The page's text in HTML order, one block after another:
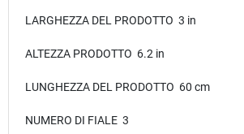
LARGHEZZA DEL PRODOTTO 3 in
ALTEZZA PRODOTTO 6.2 in
LUNGHEZZA DEL PRODOTTO 60 cm
NUMERO DI FIALE 3